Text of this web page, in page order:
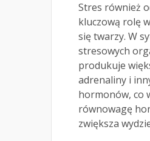
Stres również
kluczową rolę
się twarzy. W
stresowych
produkuje
adrenaliny i
hormonów, co
równowagę
zwiększa